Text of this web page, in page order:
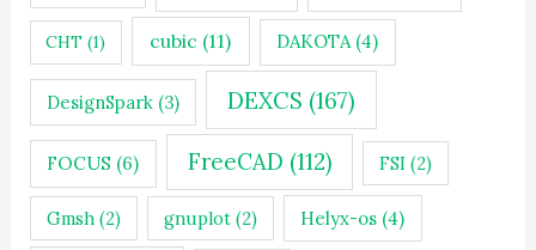
CHT (1) cubic (11) DAKOTA(4)
DesignSpark(3) DEXCS (167)
FOCUS (6) FreeCAD (112) FSI (2)
Gmsh(2) gnuplot(2) Helyx-os (4)